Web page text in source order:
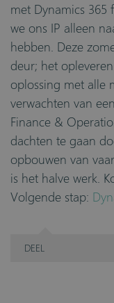
met Dynamics 365
we ons IP alleen
hebben. Deze
deur; het
oplossing met alle
verwachten van
Finance &
dachten te gaan
opbouwen van
is het halve werk.
Volgende stap:
DEEL